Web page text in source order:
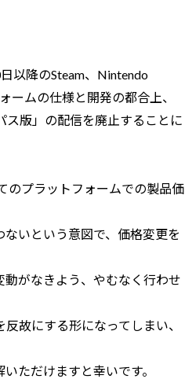
以降のSteam、Nintendo
ームの仕様と開発の都合上、
ス版」の配信を廃止することに
のプラットフォームでの製品価
いという意図で、価格変更を
がなきよう、やむなく行わせ
故にする形になってしまい、
ただけますと幸いです。